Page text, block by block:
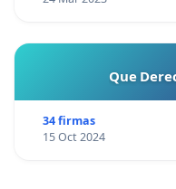
Que
34 firmas
15 Oct 2024